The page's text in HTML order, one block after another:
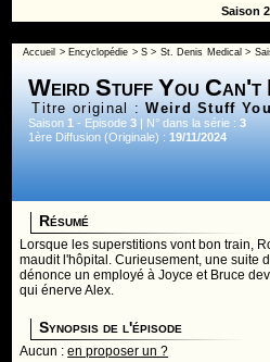
Saison 2
Accueil > Encyclopédie >S > St. Denis Medical >
Weird Stuff You Can't
Titre original :Weird Stuff
Saison1 - Episode3 | N° dans la série :3
1ère Diffusion (Originale) :19/11/2024
Résumé
Lorsque les superstitions vont bon train,
maudit l'hôpital. Curieusement, une suite
dénonce un employé à Joyce et Bruce
qui énerve Alex.
Synopsis de l'épisode
Aucun :en proposer un ?